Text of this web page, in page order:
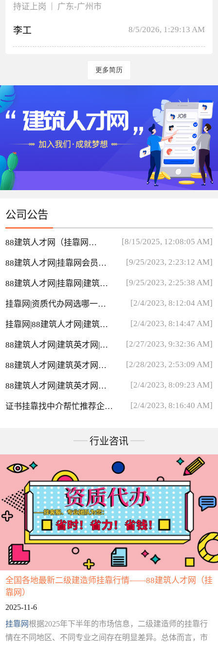
持证上岗 | 广东-广州市
李工 8/5/2026, 1:29:13 AM
更多简历
公司公告
88建筑人才网（挂靠网）
[8/15/2025, 12:08:05 AM]
88建筑人才网|挂靠网会员费
[9/25/2023, 2:23:12 AM]
88建筑人才网|挂靠网|建筑英
[9/25/2023, 2:25:38 AM]
挂靠网|资质代办网选哪一个
[2/4/2023, 8:12:04 AM]
挂靠网|88建筑人才网|建筑英
[2/4/2023, 8:14:47 AM]
88建筑人才网|建筑英才网|挂
[2/27/2023, 9:32:36 AM]
88建筑人才网|建筑英才网无
[2/28/2023, 2:53:09 AM]
88建筑人才网|建筑英才网会
[2/4/2023, 8:09:23 AM]
证书挂靠找中介帮忙推荐企业
[2/4/2023, 8:16:40 AM]
行业咨讯
全国各地最新二级建造师挂靠行情——88建筑人才网（挂
靠网）
2025-11-6
挂靠网根据2025年下半年的市场信息，二级建造师的挂靠行
情在不同地区、不同专业之间存在明显差异。总体而言，市